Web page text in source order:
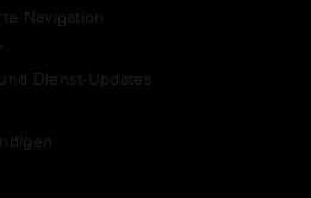
Navigation
Dienst-Updates